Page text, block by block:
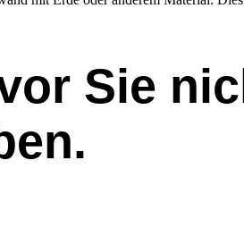
Sie